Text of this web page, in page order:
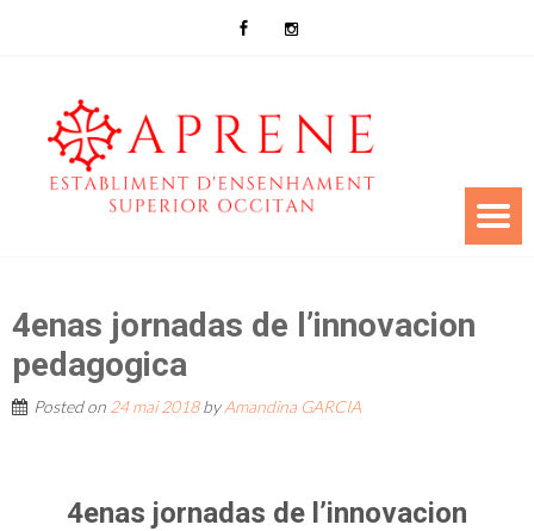
4enas jornadas de l’innovacion
pedagogica
Posted on 24 mai 2018byAmandina GARCIA
4enas jornadas de l’innovacion